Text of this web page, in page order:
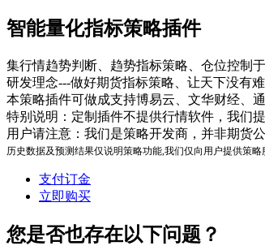
智能量化指标策略插件
集行情趋势判断、趋势指标策略、仓位控制
研发理念---做好期货指标策略、让天下没有
本策略插件可做成支持博易云、文华财经、
特别说明：定制插件不提供行情软件，我们
用户请注意：我们是策略开发商，并非期货
历史数据及预测结果仅说明策略功能,我们仅向用户提供策
支付订金
立即购买
您是否也存在以下问题？